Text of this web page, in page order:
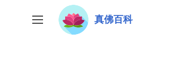
转
开关侧边栏
真佛百科